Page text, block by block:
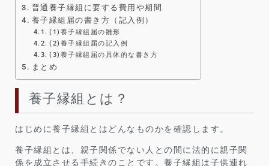
普通養子縁組に要する費用や期間
養子縁組届の書き方（記入例）
(1)養子縁組届の雛形
(2)養子縁組届の記入例
(3)養子縁組届の具体的な書き方
まとめ
養子縁組とは？
はじめに養子縁組とはどんなものかを確認します。
養子縁組とは、親子関係でない人との間に法的に親子関
係を成立させる手続きのことです。養子縁組は子供連れ